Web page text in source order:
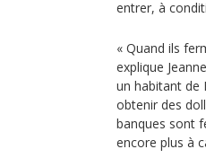
entrer, à
« Quand ils
explique
un habitant de
obtenir des
banques sont
encore plus à